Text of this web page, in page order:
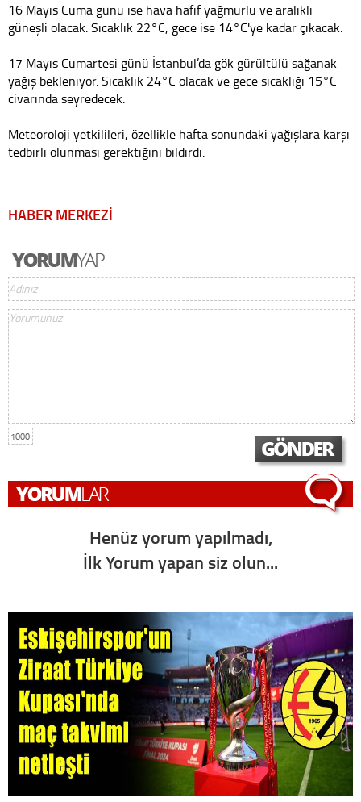
16 Mayıs Cuma günü ise hava hafif yağmurlu ve aralıklı
güneşli olacak. Sıcaklık 22°C, gece ise 14°C'ye kadar çıkacak.
17 Mayıs Cumartesi günü İstanbul’da gök gürültülü sağanak
yağış bekleniyor. Sıcaklık 24°C olacak ve gece sıcaklığı 15°C
civarında seyredecek.
Meteoroloji yetkilileri, özellikle hafta sonundaki yağışlara karşı
tedbirli olunması gerektiğini bildirdi.
HABER MERKEZİ
1000
Henüz yorum yapılmadı,
İlk Yorum yapan siz olun...